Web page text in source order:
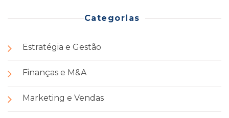
Categorias
Estratégia e Gestão
Finanças e M&A
Marketing e Vendas